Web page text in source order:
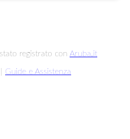
registrato con Aruba.it
Guide e Assistenza